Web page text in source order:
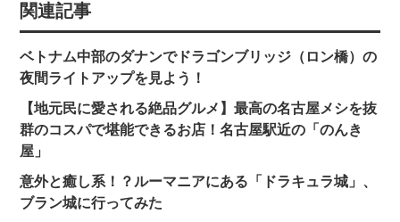
関連記事
ベトナム中部のダナンでドラゴンブリッジ（ロン橋）の
夜間ライトアップを見よう！
【地元民に愛される絶品グルメ】最高の名古屋メシを抜
群のコスパで堪能できるお店！名古屋駅近の「のんき
屋」
意外と癒し系！？ルーマニアにある「ドラキュラ城」、
ブラン城に行ってみた